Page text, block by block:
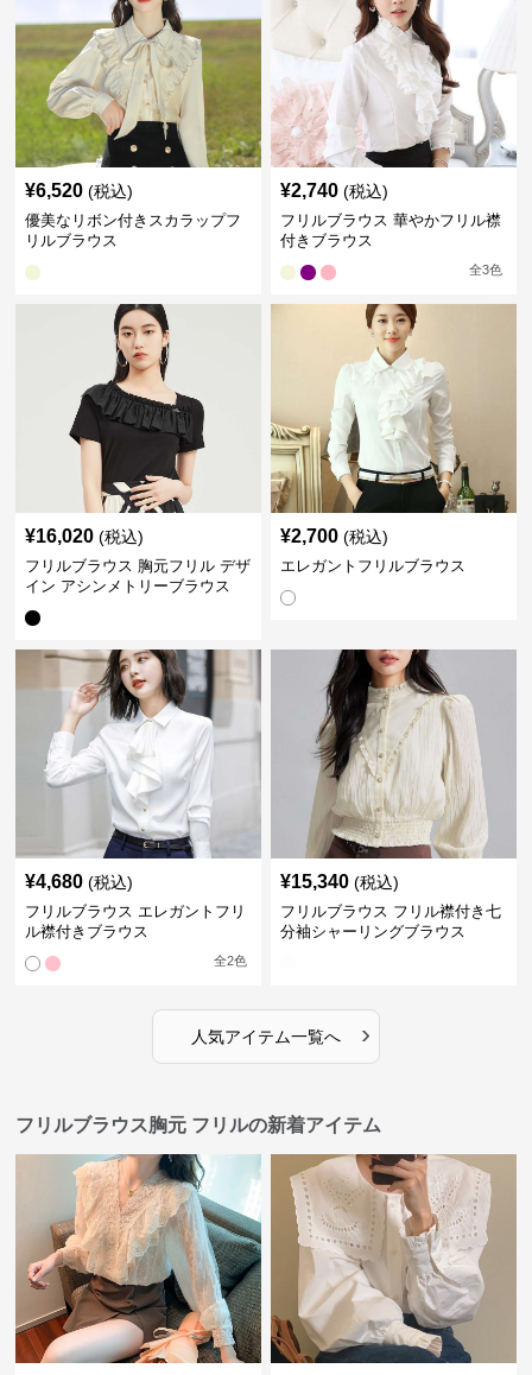
¥6,520 (税込)
優美なリボン付きスカラップフ
リルブラウス
¥2,740 (税込)
フリルブラウス 華やかフリル襟
付きブラウス
全3色
¥16,020 (税込)
フリルブラウス 胸元フリル デザ
イン アシンメトリーブラウス
¥2,700 (税込)
エレガントフリルブラウス
¥4,680 (税込)
フリルブラウス エレガントフリ
ル襟付きブラウス
全2色
¥15,340 (税込)
フリルブラウス フリル襟付き七
分袖シャーリングブラウス
人気アイテム一覧へ ›
フリルブラウス胸元 フリルの新着アイテム